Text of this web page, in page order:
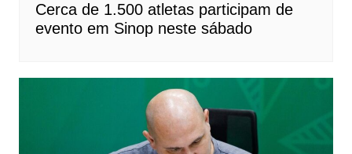
Cerca de 1.500 atletas participam de
evento em Sinop neste sábado